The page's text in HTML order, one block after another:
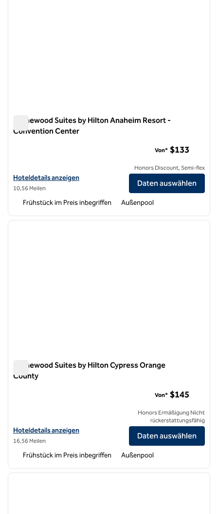
Homewood Suites by Hilton Anaheim Resort -
Convention Center
Hoteldetails für Homewood Suites by Hilton Anaheim Resort –
Hoteldetails anzeigen
10,56 Meilen
Von* $133
Honors Discount, Semi-flex
Daten auswählen
Frühstück im Preis inbegriffen Außenpool
1 von 12
Homewood Suites by Hilton Cypress Orange
County
Hoteldetails für Homewood Suites by Hilton Cypress Orange
Hoteldetails anzeigen
16,56 Meilen
Von* $145
Honors Ermäßigung Nicht
rückerstattungsfähig
Daten auswählen
Frühstück im Preis inbegriffen Außenpool
1 von 12